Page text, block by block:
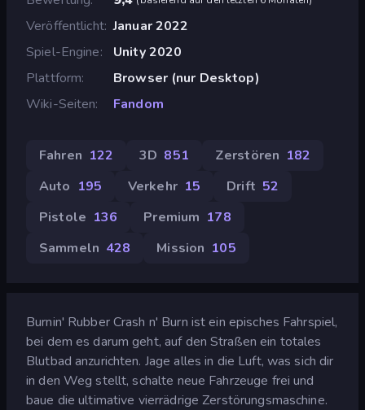
Veröffentlicht Januar 2022
Spiel-Engine
Unity 2020
Plattform
Browser (nur Desktop)
Wiki-Seiten
Fandom
Fahren 122 3D 851 Zerstören 182
Auto 195 Verkehr 15 Drift 52
Pistole 136 Premium 178
Sammeln 428 Mission 105
Burnin' Rubber Crash n' Burn ist ein episches Fahrspiel,
bei dem es darum geht, auf den Straßen ein totales
Blutbad anzurichten. Jage alles in die Luft, was sich dir
in den Weg stellt, schalte neue Fahrzeuge frei und
baue die ultimative vierrädrige Zerstörungsmaschine.